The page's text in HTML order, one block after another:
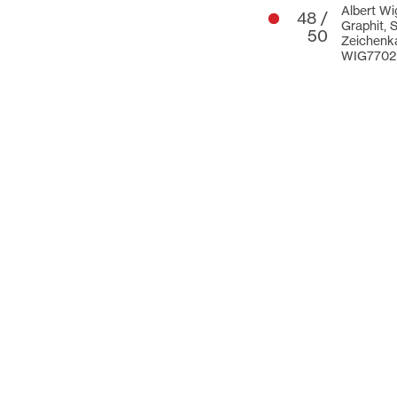
48 /
50
Albert
Graphit,
WIG7702